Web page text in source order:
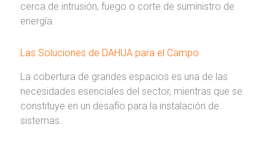
cerca de intrusión, fuego o corte de suministro de
energía.
Las Soluciones de DAHUA para el Campo
La cobertura de grandes espacios es una de las
necesidades esenciales del sector, mientras que se
constituye en un desafío para la instalación de
sistemas.